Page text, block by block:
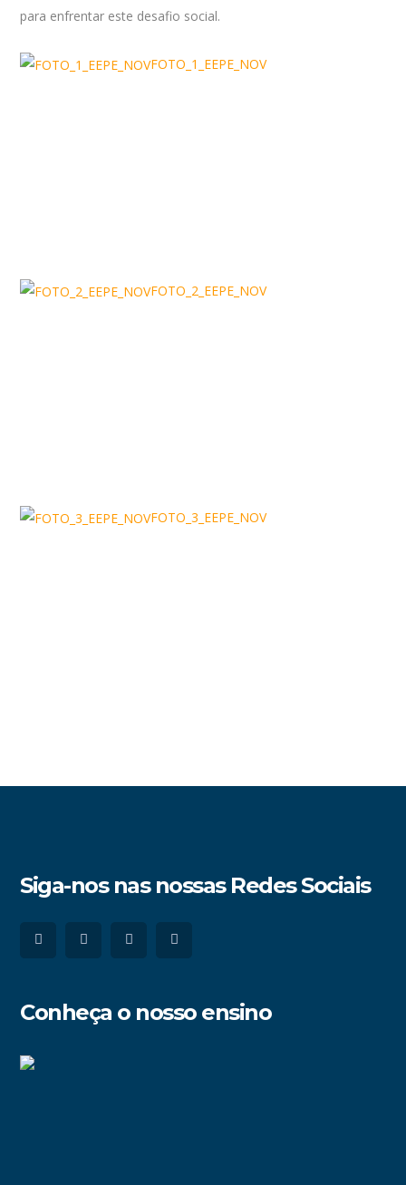
para enfrentar este desafio social.
FOTO_1_EEPE_NOV
FOTO_2_EEPE_NOV
FOTO_3_EEPE_NOV
Siga-nos nas nossas Redes Sociais
Conheça o nosso ensino